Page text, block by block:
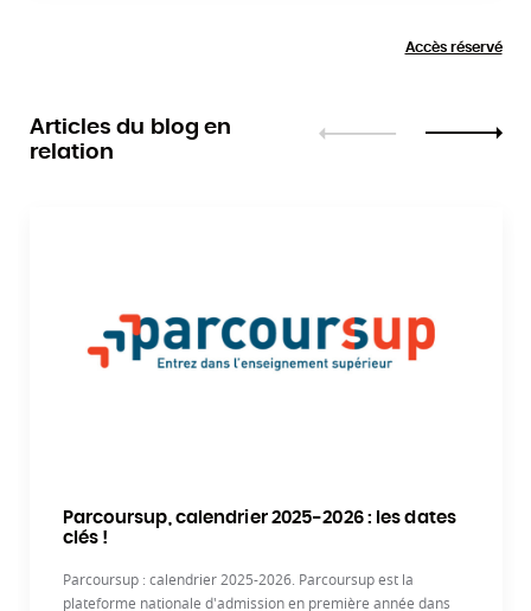
Accès réservé
Articles du blog en
relation
Parcoursup, calendrier 2025-2026 : les dates
clés !
Parcoursup : calendrier 2025-2026. Parcoursup est la
plateforme nationale d'admission en première année dans